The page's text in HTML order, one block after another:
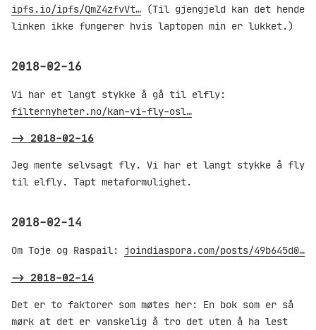
ipfs.io/ipfs/QmZ4zfvVt… (Til gjengjeld kan det hende
linken ikke fungerer hvis laptopen min er lukket.)
2018-02-16
Vi har et langt stykke å gå til elfly:
filternyheter.no/kan-vi-fly-osl…
-> 2018-02-16
Jeg mente selvsagt fly. Vi har et langt stykke å fly
til elfly. Tapt metaformulighet.
2018-02-14
Om Toje og Raspail: joindiaspora.com/posts/49b645d0…
-> 2018-02-14
Det er to faktorer som møtes her: En bok som er så
mørk at det er vanskelig å tro det uten å ha lest